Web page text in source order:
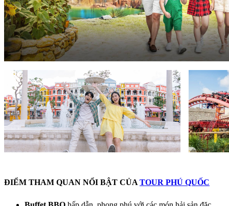
ĐIỂM THAM QUAN NỔI BẬT CỦA TOUR PHÚ QUỐC